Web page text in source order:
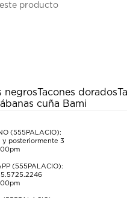
producto
negrosTacones dorados
cuña Bami
(555PALACIO):
y posteriormente 3
(555PALACIO):